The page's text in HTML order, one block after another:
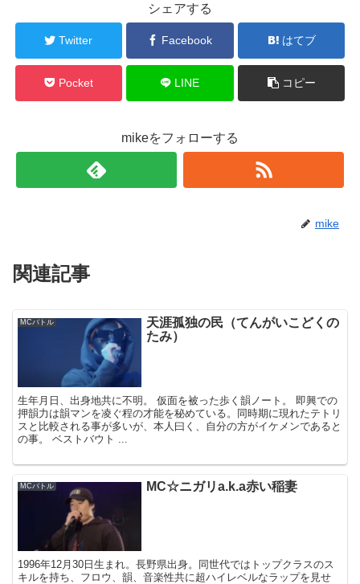
シェアする
Twitter Facebook はてブ
Pocket LINE コピー
mikeをフォローする
mike
関連記事
MCバトル
天涯孤独の民（てんがいこどくの
たみ）
生年月日、出身地共に不明。 仮面を被った歩く韻ノート。 即興での
押韻力は韻マンを凌ぐ程の才能を秘めている。同時期に現れたテトリ
スと比較される事が多いが、本人曰く、自分の方がイケメンであると
の事。 ベストバウト ...
MCバトル MC☆ニガリa.k.a赤い稲妻
1996年12月30日生まれ。長野県出身。同世代ではトップクラスのス
キルを持ち、フロウ、韻、音楽性共に超ハイレベルなラップを見せ